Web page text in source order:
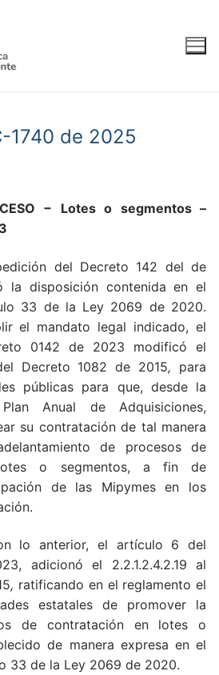
1740 de 2025
− Lotes o segmentos–
del Decreto 142 del de
la disposición contenida en el
33 de la Ley 2069 de 2020.
el mandato legal indicado, el
0142 de 2023 modificó el
Decreto 1082 de 2015, para
públicas para que, desde la
Anual de Adquisiciones,
su contratación de tal manera
de procesos de
o segmentos, a fin de
de las Mipymes en los
lo anterior, el artículo 6 del
adicionó el 2.2.1.2.4.2.19 al
, ratificando en el reglamento el
estatales de promover la
de contratación en lotes o
de manera expresa en el
33 de la Ley 2069 de 2020.